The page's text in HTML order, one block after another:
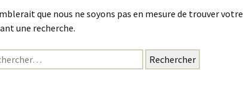
que nous ne soyons pas en mesure de trouver
une recherche.
: